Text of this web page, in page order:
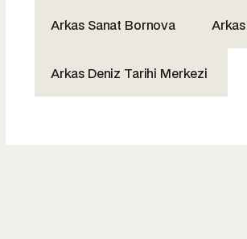
Arkas Sanat Bornova
Arkas Deniz Tarihi Merkezi